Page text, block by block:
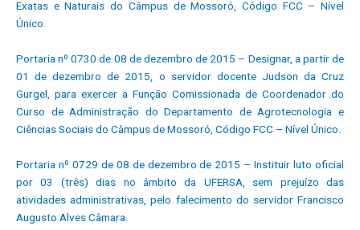
Exatas e Naturais do Câmpus de Mossoró, Código FCC – Nível
Único.
Portaria nº 0730 de 08 de dezembro de 2015 – Designar, a partir de
01 de dezembro de 2015, o servidor docente Judson da Cruz
Gurgel, para exercer a Função Comissionada de Coordenador do
Curso de Administração do Departamento de Agrotecnologia e
Ciências Sociais do Câmpus de Mossoró, Código FCC – Nível Único.
Portaria nº 0729 de 08 de dezembro de 2015 – Instituir luto oficial
por 03 (três) dias no âmbito da UFERSA, sem prejuízo das
atividades administrativas, pelo falecimento do servidor Francisco
Augusto Alves Câmara.